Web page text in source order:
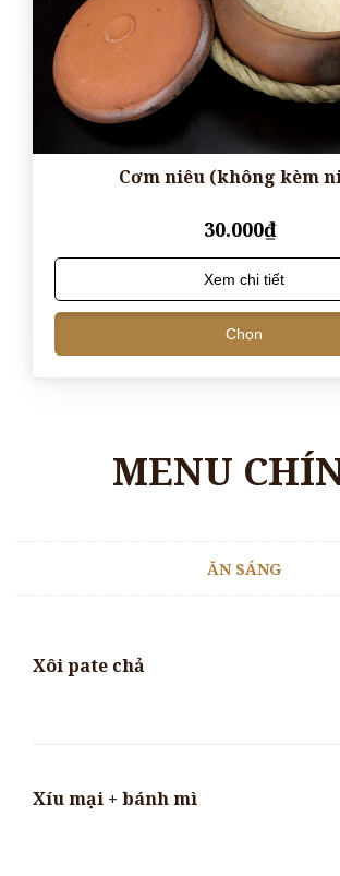
Cơm niêu (không kèm
30.000₫
Xem chi tiết
Chọn
MENU
ĂN SÁNG
Xôi pate chả
Xíu mại + bánh mì